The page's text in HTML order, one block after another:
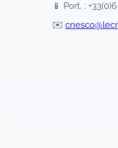
📱 Port. :
✉️